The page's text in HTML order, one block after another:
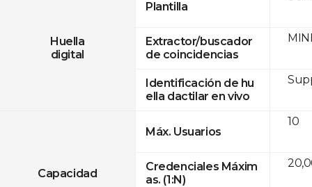
Huella
digital
Plantilla
Extractor/buscador
de coincidencias
Identificación de hu
ella dactilar en vivo
Capacidad
Máx. Usuarios
Credenciales Máxim
as. (1:N)
10